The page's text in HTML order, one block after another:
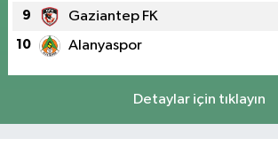
9 Gaziantep FK
10 Alanyaspor
Detaylar için tıklayın